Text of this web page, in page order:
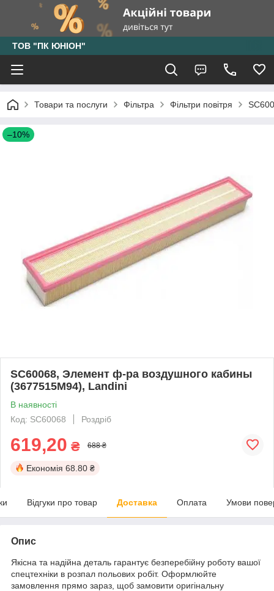
ТОВ "ПК ЮНІОН"
Товари та послуги Фільтра Фільтри повітря
–10%
SC60068, Элемент ф-ра воздушного кабины
(3677515M94), Landini
В наявності
Код: SC60068
Роздріб
619,20 ₴ 688 ₴
Економія 68.80 ₴
Відгуки про товар Доставка Оплата Умови
Опис
Якісна та надійна деталь гарантує безперебійну роботу вашої
спецтехніки в розпал польових робіт. Оформлюйте
замовлення прямо зараз, щоб замовити оригінальну